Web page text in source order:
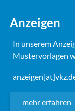
Anzeigen
In unserem
Mustervorlagen
mehr erfahren